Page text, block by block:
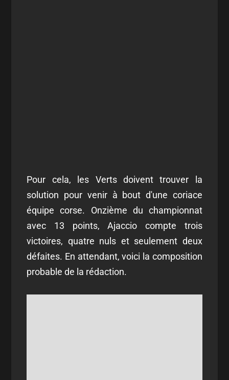
Pour cela, les Verts doivent trouver la
solution pour venir à bout d'une coriace
équipe corse. Onzième du championnat
avec 13 points, Ajaccio compte trois
victoires, quatre nuls et seulement deux
défaites. En attendant, voici la composition
probable de la rédaction.